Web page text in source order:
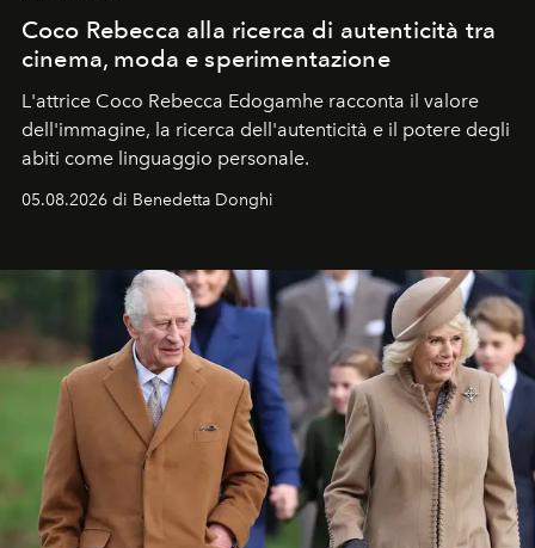
Coco Rebecca alla ricerca di autenticità tra
cinema, moda e sperimentazione
L'attrice Coco Rebecca Edogamhe racconta il valore
dell'immagine, la ricerca dell'autenticità e il potere degli
abiti come linguaggio personale.
05.08.2026 di Benedetta Donghi